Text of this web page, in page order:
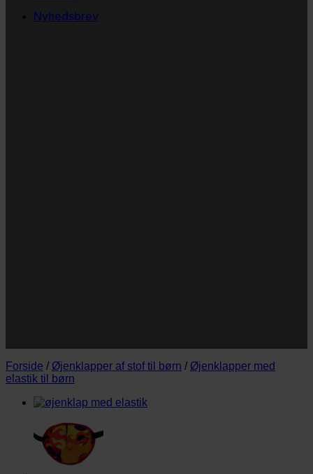
Nyhedsbrev
Forside / Øjenklapper af stof til børn / Øjenklapper med
elastik til børn